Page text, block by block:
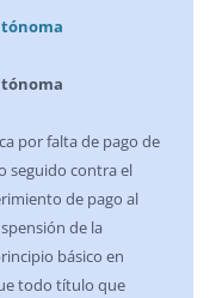
por falta de pago de
seguido contra el
de pago al
de la
básico en
todo título que